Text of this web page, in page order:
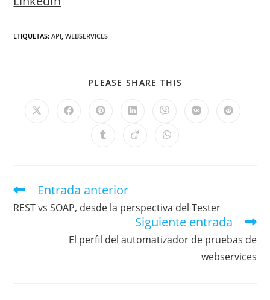
ETIQUETAS:API, WEBSERVICES
PLEASE SHARE THIS
Entrada anterior
REST vs SOAP, desde la perspectiva del Tester
Siguiente entrada
El perfil del automatizador de pruebas de
webservices